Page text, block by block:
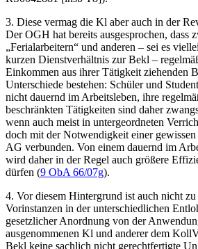
3. Diese vermag die Kl aber auch in der
Der OGH hat bereits ausgesprochen, dass
„Ferialarbeitern“ und anderen – sei es
kurzen Dienstverhältnis zur Bekl –
Einkommen aus ihrer Tätigkeit ziehenden
Unterschiede bestehen: Schüler und
nicht dauernd im Arbeitsleben, ihre
beschränkten Tätigkeiten sind daher
wenn auch meist in untergeordneten
doch mit der Notwendigkeit einer
AG verbunden. Von einem dauernd im
wird daher in der Regel auch größere
dürfen (9 ObA 66/07g).
4. Vor diesem Hintergrund ist auch nicht zu
Vorinstanzen in der unterschiedlichen
gesetzlicher Anordnung von der
ausgenommenen Kl und anderer dem
Bekl keine sachlich nicht gerechtfertigte